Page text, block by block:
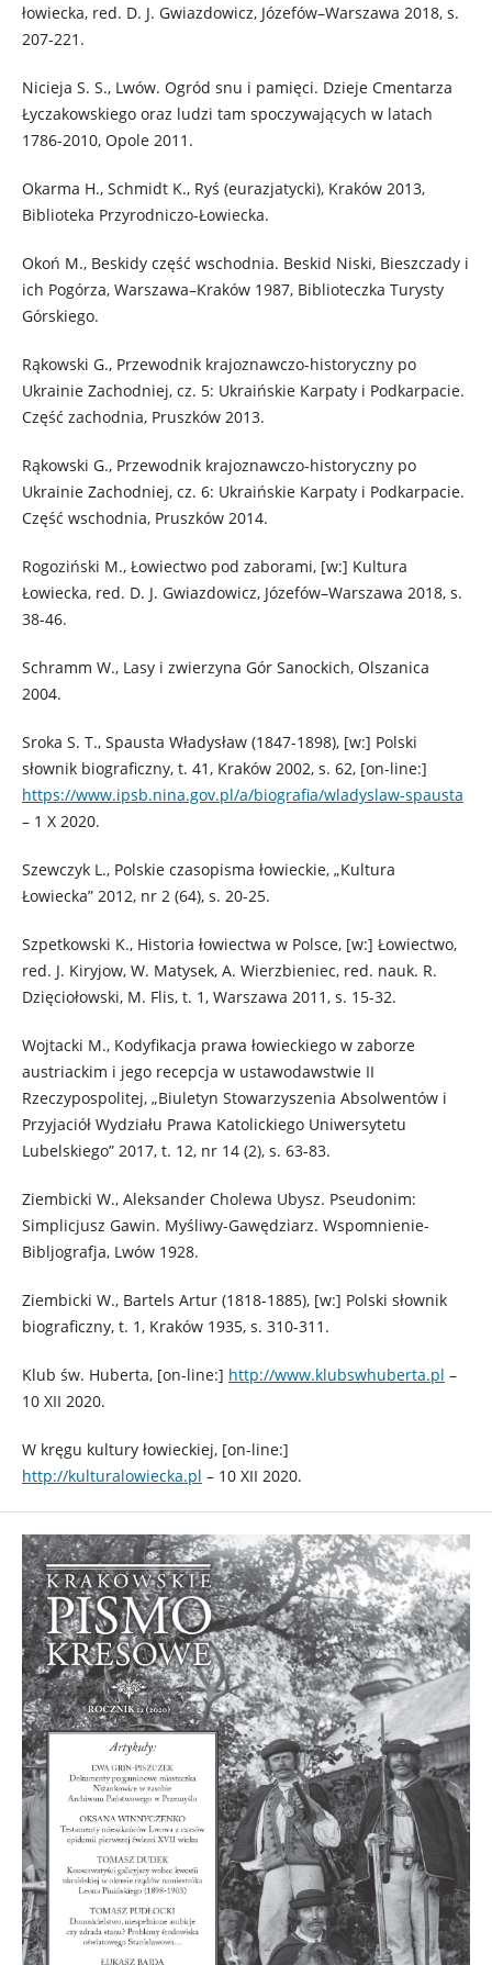
łowiecka, red. D. J. Gwiazdowicz, Józefów–Warszawa 2018, s.
207-221.
Nicieja S. S., Lwów. Ogród snu i pamięci. Dzieje Cmentarza
Łyczakowskiego oraz ludzi tam spoczywających w latach
1786-2010, Opole 2011.
Okarma H., Schmidt K., Ryś (eurazjatycki), Kraków 2013,
Biblioteka Przyrodniczo-Łowiecka.
Okoń M., Beskidy część wschodnia. Beskid Niski, Bieszczady i
ich Pogórza, Warszawa–Kraków 1987, Biblioteczka Turysty
Górskiego.
Rąkowski G., Przewodnik krajoznawczo-historyczny po
Ukrainie Zachodniej, cz. 5: Ukraińskie Karpaty i Podkarpacie.
Część zachodnia, Pruszków 2013.
Rąkowski G., Przewodnik krajoznawczo-historyczny po
Ukrainie Zachodniej, cz. 6: Ukraińskie Karpaty i Podkarpacie.
Część wschodnia, Pruszków 2014.
Rogoziński M., Łowiectwo pod zaborami, [w:] Kultura
Łowiecka, red. D. J. Gwiazdowicz, Józefów–Warszawa 2018, s.
38-46.
Schramm W., Lasy i zwierzyna Gór Sanockich, Olszanica
2004.
Sroka S. T., Spausta Władysław (1847-1898), [w:] Polski
słownik biograficzny, t. 41, Kraków 2002, s. 62, [on-line:]
https://www.ipsb.nina.gov.pl/a/biografia/wladyslaw-spausta
– 1 X 2020.
Szewczyk L., Polskie czasopisma łowieckie, „Kultura
Łowiecka” 2012, nr 2 (64), s. 20-25.
Szpetkowski K., Historia łowiectwa w Polsce, [w:] Łowiectwo,
red. J. Kiryjow, W. Matysek, A. Wierzbieniec, red. nauk. R.
Dzięciołowski, M. Flis, t. 1, Warszawa 2011, s. 15-32.
Wojtacki M., Kodyfikacja prawa łowieckiego w zaborze
austriackim i jego recepcja w ustawodawstwie II
Rzeczypospolitej, „Biuletyn Stowarzyszenia Absolwentów i
Przyjaciół Wydziału Prawa Katolickiego Uniwersytetu
Lubelskiego” 2017, t. 12, nr 14 (2), s. 63-83.
Ziembicki W., Aleksander Cholewa Ubysz. Pseudonim:
Simplicjusz Gawin. Myśliwy-Gawędziarz. Wspomnienie-
Bibljografja, Lwów 1928.
Ziembicki W., Bartels Artur (1818-1885), [w:] Polski słownik
biograficzny, t. 1, Kraków 1935, s. 310-311.
Klub św. Huberta, [on-line:] http://www.klubswhuberta.pl –
10 XII 2020.
W kręgu kultury łowieckiej, [on-line:]
http://kulturalowiecka.pl – 10 XII 2020.